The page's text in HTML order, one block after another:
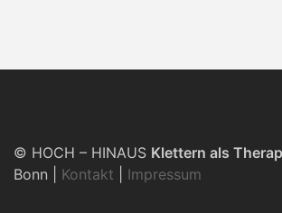
© HOCH – HINAUS Klettern als
Bonn | Kontakt Impressum